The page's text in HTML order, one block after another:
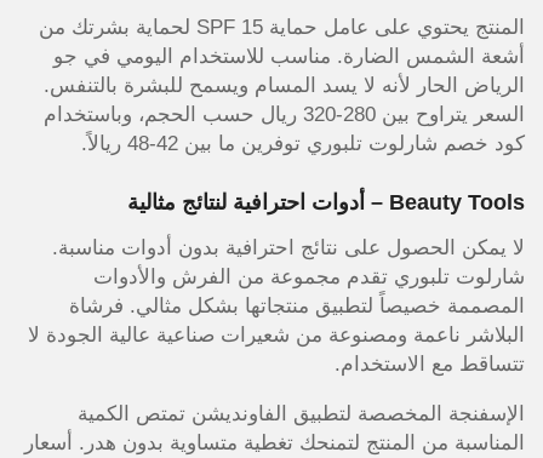
المنتج يحتوي على عامل حماية SPF 15 لحماية بشرتك من
أشعة الشمس الضارة. مناسب للاستخدام اليومي في جو
الرياض الحار لأنه لا يسد المسام ويسمح للبشرة بالتنفس.
السعر يتراوح بين 280-320 ريال حسب الحجم، وباستخدام
كود خصم شارلوت تلبوري توفرين ما بين 42-48 ريالاً.
Beauty Tools – أدوات احترافية لنتائج مثالية
لا يمكن الحصول على نتائج احترافية بدون أدوات مناسبة.
شارلوت تلبوري تقدم مجموعة من الفرش والأدوات
المصممة خصيصاً لتطبيق منتجاتها بشكل مثالي. فرشاة
البلاشر ناعمة ومصنوعة من شعيرات صناعية عالية الجودة لا
تتساقط مع الاستخدام.
الإسفنجة المخصصة لتطبيق الفاونديشن تمتص الكمية
المناسبة من المنتج لتمنحك تغطية متساوية بدون هدر. أسعار